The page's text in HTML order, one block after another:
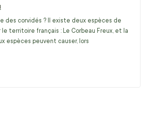
des corvidés ? Il existe deux espèces de
le territoire français : Le Corbeau Freux, et la
espèces peuvent causer, lors